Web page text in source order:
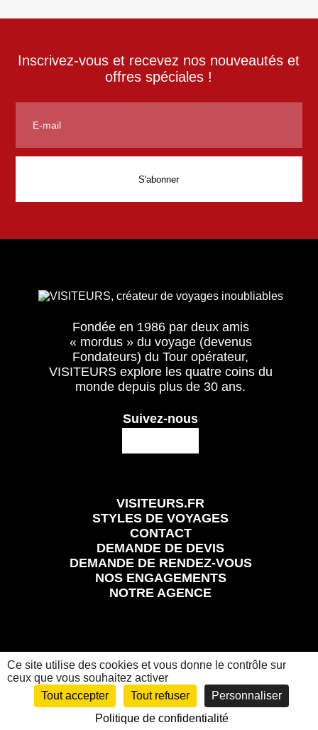
Inscrivez-vous et recevez nos nouveautés et
offres spéciales !
Fondée en 1986 par deux amis
« mordus » du voyage (devenus
Fondateurs) du Tour opérateur,
VISITEURS explore les quatre coins du
monde depuis plus de 30 ans.
Suivez-nous
VISITEURS.FR
STYLES DE VOYAGES
CONTACT
DEMANDE DE DEVIS
DEMANDE DE RENDEZ-VOUS
NOS ENGAGEMENTS
NOTRE AGENCE
Mentions légalesConditions Générales et Particulières de VentePolitique de confidentialité
Visiteurs.fr© 2024 Tous les droits réservés
Ce site utilise des cookies et vous donne le contrôle sur
ceux que vous souhaitez activer
Tout accepter
Tout refuser
Personnaliser
Politique de confidentialité